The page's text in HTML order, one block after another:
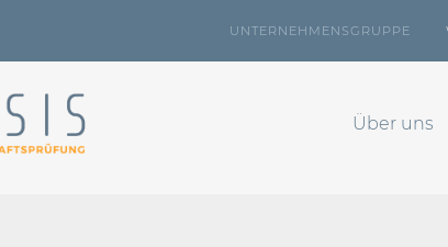
UNTERNEHMENSGRUPPE
Über uns